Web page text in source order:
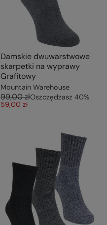
Damskie dwuwarstwowe
skarpetki na wyprawy
Grafitowy
Mountain Warehouse
99,00 złOszczędzasz 40%
59,00 zł